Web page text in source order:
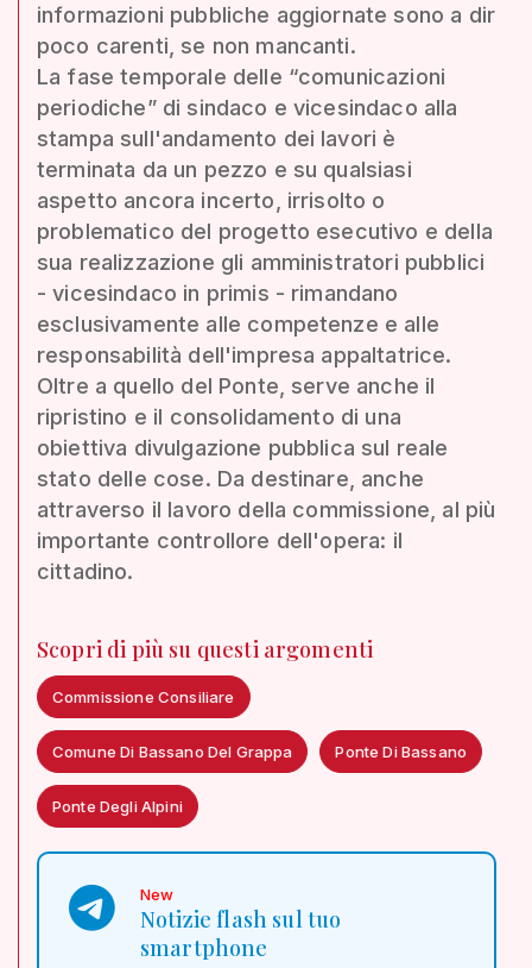
informazioni pubbliche aggiornate sono a dir
poco carenti, se non mancanti.
La fase temporale delle “comunicazioni
periodiche” di sindaco e vicesindaco alla
stampa sull'andamento dei lavori è
terminata da un pezzo e su qualsiasi
aspetto ancora incerto, irrisolto o
problematico del progetto esecutivo e della
sua realizzazione gli amministratori pubblici
- vicesindaco in primis - rimandano
esclusivamente alle competenze e alle
responsabilità dell'impresa appaltatrice.
Oltre a quello del Ponte, serve anche il
ripristino e il consolidamento di una
obiettiva divulgazione pubblica sul reale
stato delle cose. Da destinare, anche
attraverso il lavoro della commissione, al più
importante controllore dell'opera: il
cittadino.
Scopri di più su questi argomenti
Commissione Consiliare
Comune Di Bassano Del Grappa Ponte Di Bassano
Ponte Degli Alpini
New
Notizie flash sul tuo
smartphone